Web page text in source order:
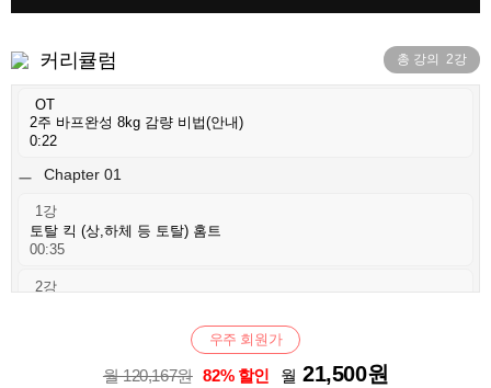
커리큘럼 총 강의 2강
OT
2주 바프완성 8kg 감량 비법(안내)
0:22
Chapter 01
1강
토탈 킥 (상,하체 등 토탈) 홈트
00:35
2강
우주 회원가
월 120,167원 82% 할인 월 21,500원